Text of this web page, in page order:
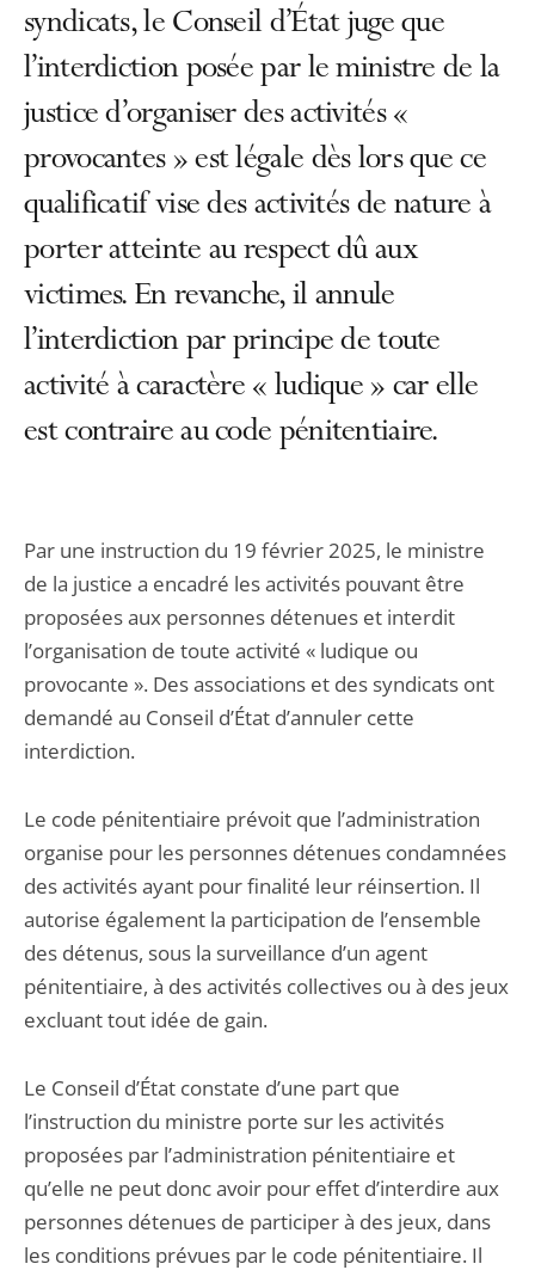
syndicats, le Conseil d’État juge que
l’interdiction posée par le ministre de la
justice d’organiser des activités «
provocantes » est légale dès lors que ce
qualificatif vise des activités de nature à
porter atteinte au respect dû aux
victimes. En revanche, il annule
l’interdiction par principe de toute
activité à caractère « ludique » car elle
est contraire au code pénitentiaire.
Par une instruction du 19 février 2025, le ministre
de la justice a encadré les activités pouvant être
proposées aux personnes détenues et interdit
l’organisation de toute activité « ludique ou
provocante ». Des associations et des syndicats ont
demandé au Conseil d’État d’annuler cette
interdiction.
Le code pénitentiaire prévoit que l’administration
organise pour les personnes détenues condamnées
des activités ayant pour finalité leur réinsertion. Il
autorise également la participation de l’ensemble
des détenus, sous la surveillance d’un agent
pénitentiaire, à des activités collectives ou à des jeux
excluant tout idée de gain.
Le Conseil d’État constate d’une part que
l’instruction du ministre porte sur les activités
proposées par l’administration pénitentiaire et
qu’elle ne peut donc avoir pour effet d’interdire aux
personnes détenues de participer à des jeux, dans
les conditions prévues par le code pénitentiaire. Il